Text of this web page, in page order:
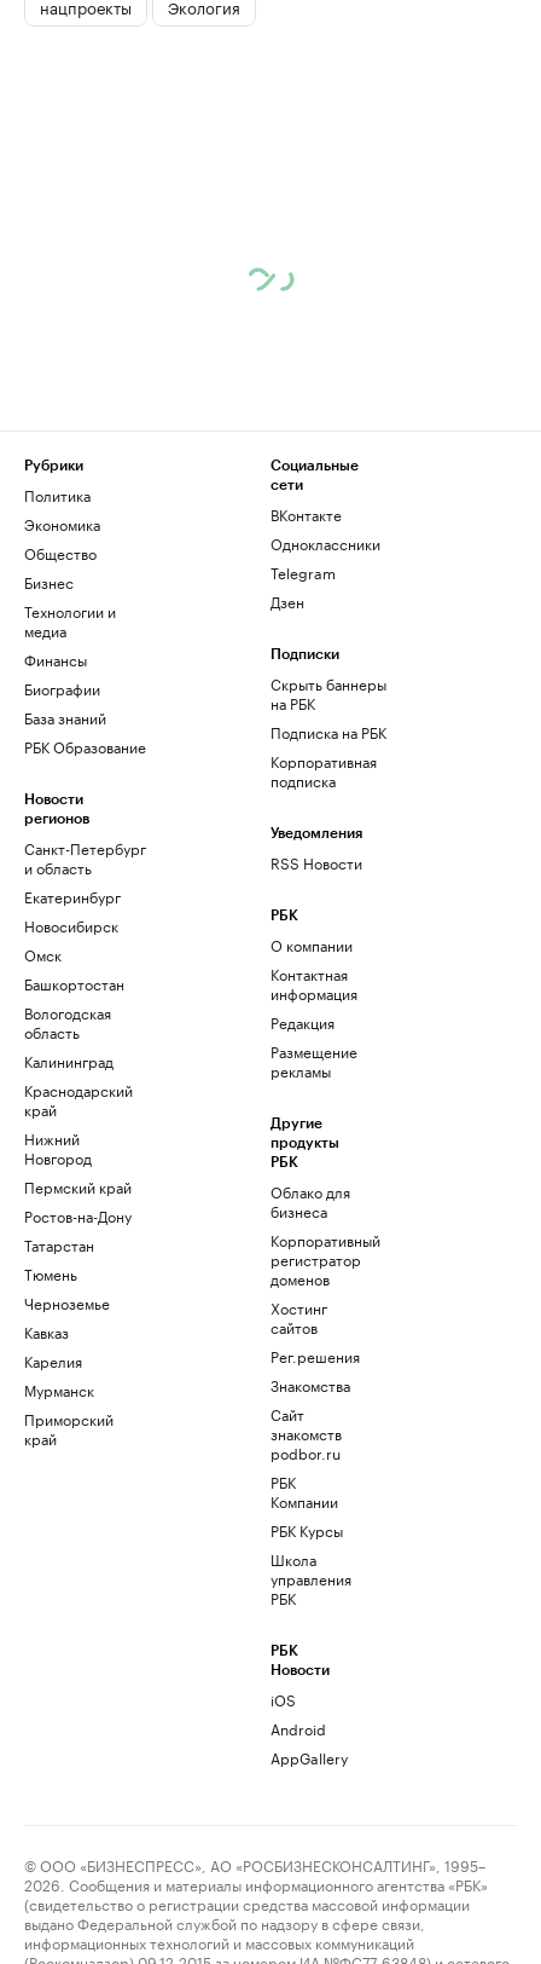
нацпроекты
Экология
Рубрики
Политика
Экономика
Общество
Бизнес
Технологии и
медиа
Финансы
Биографии
База знаний
РБК Образование
Новости
регионов
Санкт-Петербург
и область
Екатеринбург
Новосибирск
Омск
Башкортостан
Вологодская
область
Калининград
Краснодарский
край
Нижний
Новгород
Пермский край
Ростов-на-Дону
Татарстан
Тюмень
Черноземье
Кавказ
Карелия
Мурманск
Приморский
край
Социальные
сети
ВКонтакте
Одноклассники
Telegram
Дзен
Подписки
Скрыть баннеры
на РБК
Подписка на РБК
Корпоративная
подписка
Уведомления
RSS Новости
РБК
О компании
Контактная
информация
Редакция
Размещение
рекламы
Другие
продукты
РБК
Облако для
бизнеса
Корпоративный
регистратор
доменов
Хостинг
сайтов
Рег.решения
Знакомства
Сайт
знакомств
podbor.ru
РБК
Компании
РБК Курсы
Школа
управления
РБК
РБК
Новости
iOS
Android
AppGallery
© ООО «БИЗНЕСПРЕСС», АО «РОСБИЗНЕСКОНСАЛТИНГ», 1995–
2026. Сообщения и материалы информационного агентства «РБК»
(свидетельство о регистрации средства массовой информации
выдано Федеральной службой по надзору в сфере связи,
информационных технологий и массовых коммуникаций